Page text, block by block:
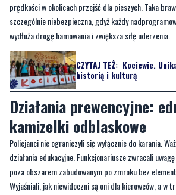
prędkości w okolicach przejść dla pieszych. Taka
szczególnie niebezpieczna, gdyż każdy
wydłuża drogę hamowania i zwiększa siłę uderzenia.
CZYTAJ TEŻ: Kociewie.
historią i kulturą
Działania prewencyjne:
kamizelki odblaskowe
Policjanci nie ograniczyli się wyłącznie do karania.
działania edukacyjne. Funkcjonariusze zwracali
poza obszarem zabudowanym po zmroku bez
Wyjaśniali, jak niewidoczni są oni dla kierowców, a w